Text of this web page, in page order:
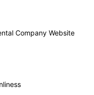
Company Website